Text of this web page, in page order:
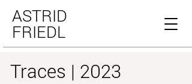
ASTRID
FRIEDL
Traces | 2023